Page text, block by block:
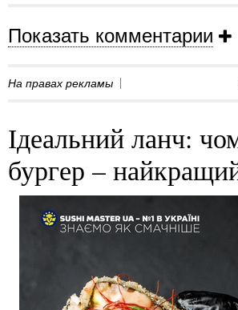
Показать комментарии
На правах рекламы
Ідеальний ланч:
бургер –